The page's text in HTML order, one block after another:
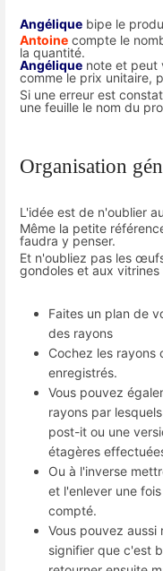
Angélique bipe le
Antoine compte le
la quantité.
Angélique note et peut
comme le prix unitaire,
Si une erreur est
une feuille le nom du
Organisation
L'idée est de n'oublier
Même la petite
faudra y penser.
Et n'oubliez pas les
gondoles et aux vitrines
Faites un plan de
des rayons
Cochez les rayons
enregistrés.
Vous pouvez
rayons par
post-it ou une
étagères
Ou à l'inverse
et l'enlever une
compté.
Vous pouvez
signifier que c'est